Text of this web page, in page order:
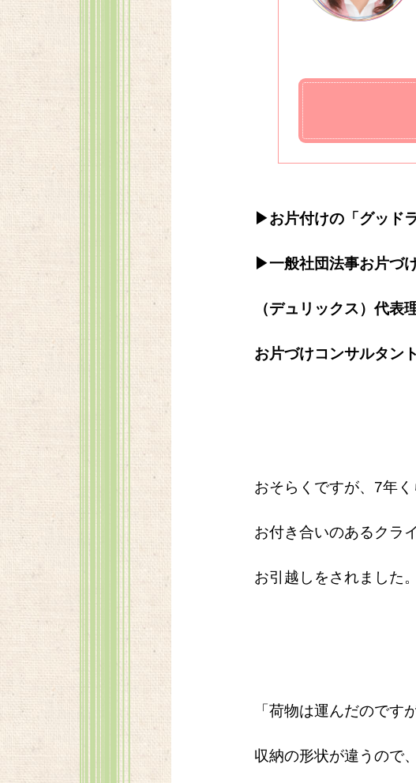
▶お片付けの「グッド
▶一般社団法事お片づ
（デュリックス）代表
お片づけコンサルタン
おそらくですが、7年く
お付き合いのあるクラ
お引越しをされました。
「荷物は運んだのですが
収納の形状が違うので、